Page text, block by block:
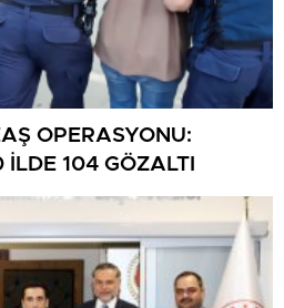
OPERASYONU:
104 GÖZALTI